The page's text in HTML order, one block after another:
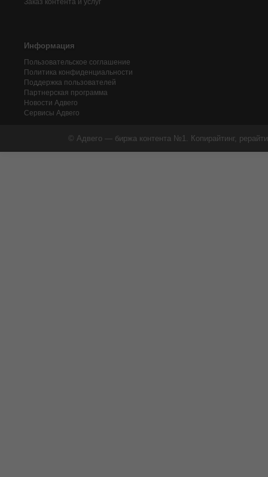
Заказ контента и услуг
Информация
Пользовательское соглашение
Политика конфиденциальности
Поддержка пользователей
Партнерская программа
Новости Адвего
Сервисы Адвего
© Адвего — биржа контента №1. Копирайтинг,